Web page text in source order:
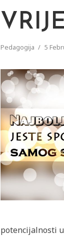
Pedagogija 5
potencijalnosti